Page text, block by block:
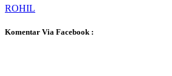
ROHIL
Komentar Via Facebook :